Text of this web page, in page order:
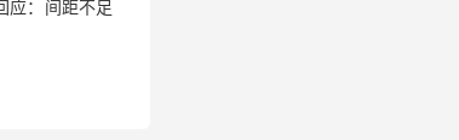
应：间距不足